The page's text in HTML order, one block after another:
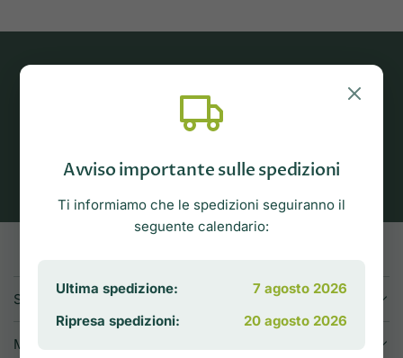
Avviso importante sulle spedizioni
Ti informiamo che le spedizioni seguiranno il
seguente calendario:
Ultima spedizione:
7 agosto 2026
Ripresa spedizioni:
20 agosto 2026
I nostri prodotti sono tutti naturali e a
KM0.
SPEDIZIONI E RESI
METODI DI PAGAMENTO